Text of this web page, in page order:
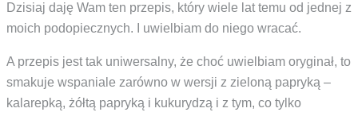
Dzisiaj daję Wam ten przepis, który wiele lat temu od jednej z
moich podopiecznych. I uwielbiam do niego wracać.
A przepis jest tak uniwersalny, że choć uwielbiam oryginał, to
smakuje wspaniale zarówno w wersji z zieloną papryką –
kalarepką, żółtą papryką i kukurydzą i z tym, co tylko